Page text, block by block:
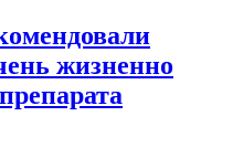
жизненно